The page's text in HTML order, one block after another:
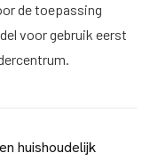
de toepassing
voor gebruik eerst
huishoudelijk